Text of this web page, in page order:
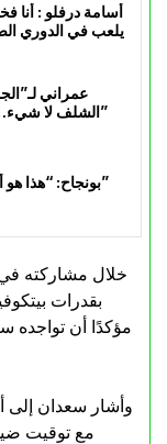
أسامة درفلو : أنا
يلعب في الدوري
عمراني
الشلف لا شيء… والمشوار لا يزال طويلًا”
بونجاح: “هذا هو أفضل موسم لي مع السد”
خلال مشاركته في
بقدرات
مؤكدًا أن تواجده
وأشار سعدان إلى
مع توقيت